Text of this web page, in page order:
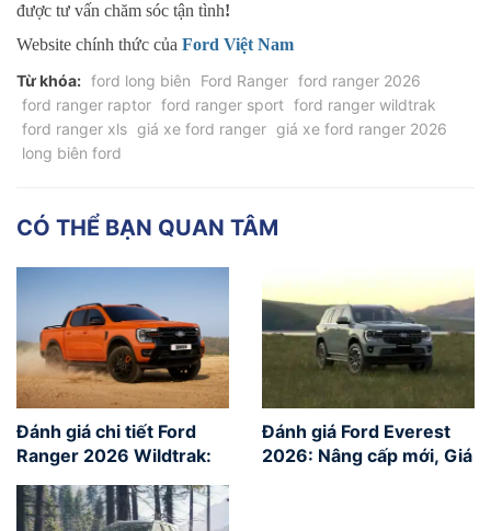
được tư vấn chăm sóc tận tình!
Website chính thức của Ford Việt Nam
Từ khóa: ford long biên Ford Ranger ford ranger 2026
ford ranger raptor ford ranger sport ford ranger wildtrak
ford ranger xls giá xe ford ranger giá xe ford ranger 2026
long biên ford
CÓ THỂ BẠN QUAN TÂM
Đánh giá chi tiết Ford
Ranger 2026 Wildtrak:
Đỉnh cao vận hành đèo
núi & Bảng giá lăn bánh
Đánh giá Ford Everest
2026: Nâng cấp mới, Giá